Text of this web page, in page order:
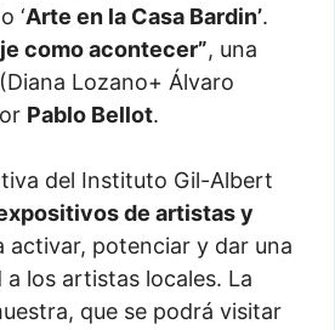
‘Arte en la Casa Bardin’.
como acontecer”, una
Lozano+ Álvaro
Pablo Bellot.
del Instituto Gil-Albert
de artistas y
activar, potenciar y dar una
los artistas locales. La
que se podrá visitar